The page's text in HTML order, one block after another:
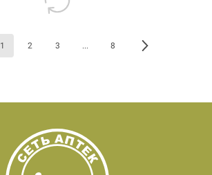
1 2 3 ... 8